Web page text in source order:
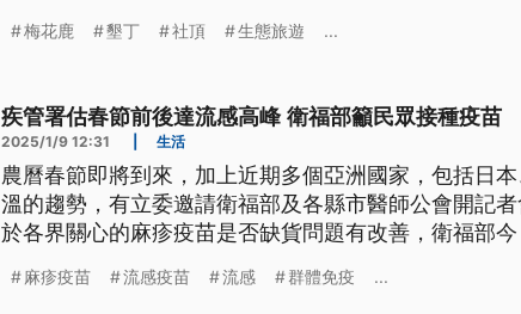
梅花鹿 墾丁 社頂 生態旅遊 ...
疾管署估春節前後達流感高峰 衛福部籲民眾接種疫苗
2025/1/9 12:31 生活
農曆春節即將到來，加上近期多個亞洲國家，包括日
溫的趨勢，有立委邀請衛福部及各縣市醫師公會開記
於各界關心的麻疹疫苗是否缺貨問題有改善，衛福部
麻疹疫苗 流感疫苗 流感 群體免疫 ...